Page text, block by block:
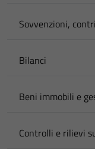
Sovvenzioni,
Bilanci
Beni immobili e
Controlli e rilievi